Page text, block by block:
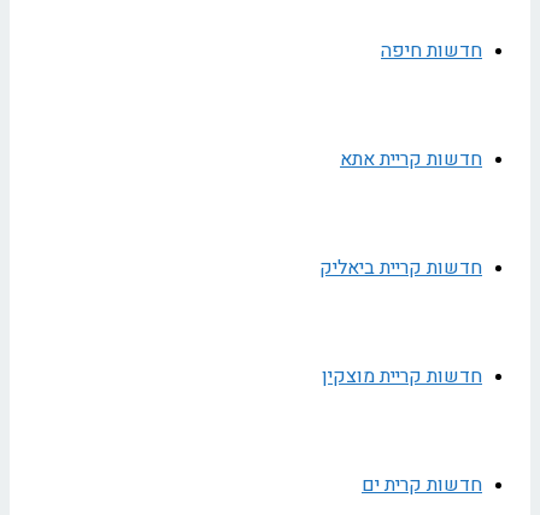
חדשות חיפה
חדשות קריית אתא
חדשות קריית ביאליק
חדשות קריית מוצקין
חדשות קרית ים